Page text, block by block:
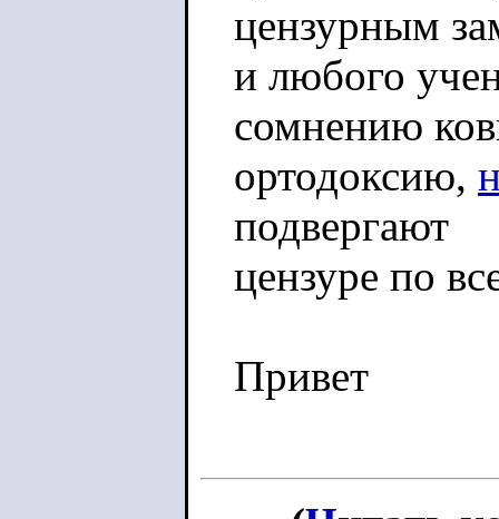
цензурным
и любого
сомнению
ортодоксию,
подвергают
цензуре по
Привет